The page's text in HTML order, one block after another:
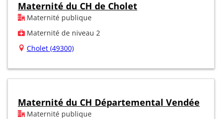
Maternité du CH de Cholet
Maternité publique
Maternité de niveau 2
Cholet (49300)
Maternité du CH Départemental Vendée
Maternité publique